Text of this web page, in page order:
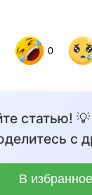
0
статью!
с
В избранное